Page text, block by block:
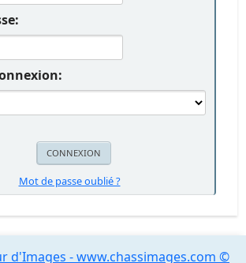
Mot de passe oublié ?
d'Images - www.chassimages.com ©